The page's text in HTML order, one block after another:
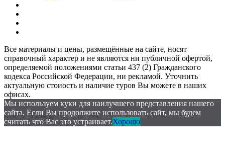
Все материалы и цены, размещённые на сайте, носят
справочный характер и не являются ни публичной офертой,
определяемой положениями статьи 437 (2) Гражданского
кодекса Российской Федерации, ни рекламой. Уточнить
актуальную стоиость и наличие туров Вы можете в наших
офисах.
Мы используем куки для наилучшего представления нашего
сайта. Если Вы продолжите использовать сайт, мы будем
считать что Вас это устраивает.Хорошо